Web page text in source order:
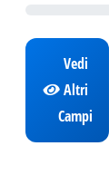
Vedi
Altri
Campi